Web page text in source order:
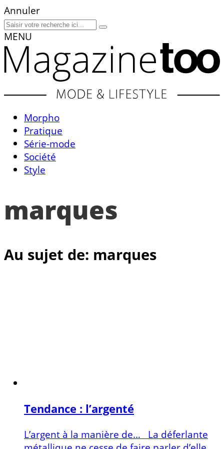
Annuler
MENU
Morpho
Pratique
Série-mode
Société
Style
marques
Au sujet de: marques
Tendance : l’argenté
L’argent à la manière de… La déferlante